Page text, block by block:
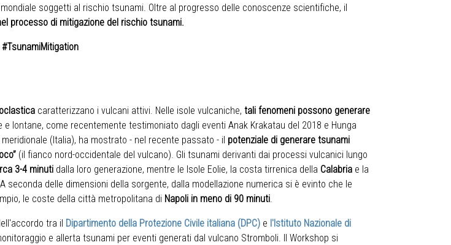
soggetti al rischio tsunami. Oltre al progresso delle conoscenze scientifiche, il
processo di mitigazione del rischio tsunami.
#TsunamiMitigation
caratterizzano i vulcani attivi. Nelle isole vulcaniche, tali fenomeni possono generare
lontane, come recentemente testimoniato dagli eventi Anak Krakatau del 2018 e Hunga
(Italia), ha mostrato - nel recente passato - il potenziale di generare tsunami
(il fianco nord-occidentale del vulcano). Gli tsunami derivanti dai processi vulcanici lungo
3-4 minuti dalla loro generazione, mentre le Isole Eolie, la costa tirrenica della Calabria e la
seconda delle dimensioni della sorgente, dalla modellazione numerica si è evinto che le
le coste della città metropolitana di Napoli in meno di 90 minuti.
tra il Dipartimento della Protezione Civile italiana (DPC) e l'Istituto Nazionale di
e allerta tsunami per eventi generati dal vulcano Stromboli. Il Workshop si